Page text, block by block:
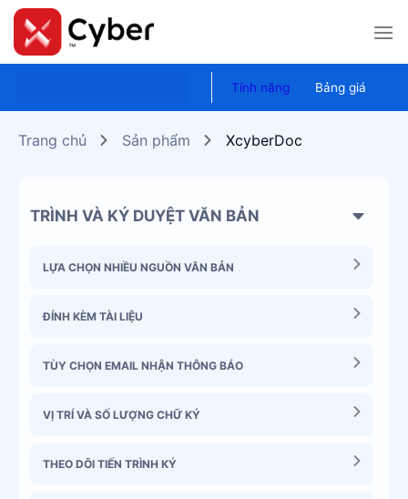
Skip
content
Tính năng Bảng giá
Trang chủ Sản phẩm XcyberDoc
TRÌNH VÀ KÝ DUYỆT VĂN BẢN
LỰA CHỌN NHIỀU NGUỒN VĂN BẢN
ĐÍNH KÈM TÀI LIỆU
TÙY CHỌN EMAIL NHẬN THÔNG BÁO
VỊ TRÍ VÀ SỐ LƯỢNG CHỮ KÝ
THEO DÕI TIẾN TRÌNH KÝ